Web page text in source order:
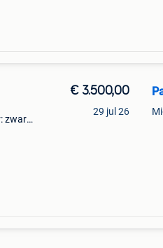
zwart
€ 3.500,00
29 jul 26